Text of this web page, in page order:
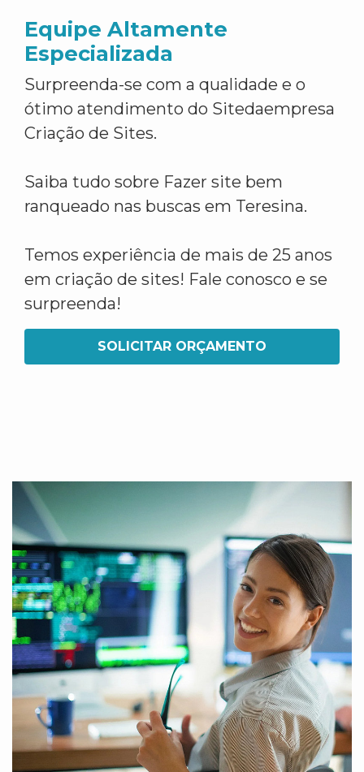
Equipe Altamente
Especializada
Surpreenda-se com a qualidade e o
ótimo atendimento do Sitedaempresa
Criação de Sites.
Saiba tudo sobre Fazer site bem
ranqueado nas buscas em Teresina.
Temos experiência de mais de 25 anos
em criação de sites! Fale conosco e se
surpreenda!
SOLICITAR ORÇAMENTO